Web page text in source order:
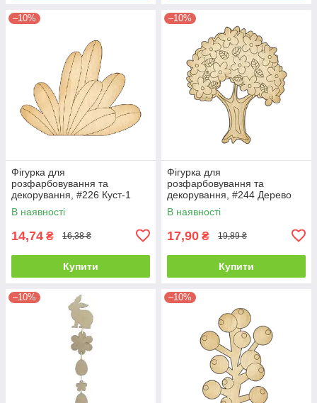
–10%
Фігурка для
розфарбовування та
декорування, #226 Куст-1
В наявності
14,74 ₴ 16,38 ₴
Купити
–10%
Фігурка для
розфарбовування та
декорування, #244 Дерево
В наявності
17,90 ₴ 19,89 ₴
Купити
–10% –10%